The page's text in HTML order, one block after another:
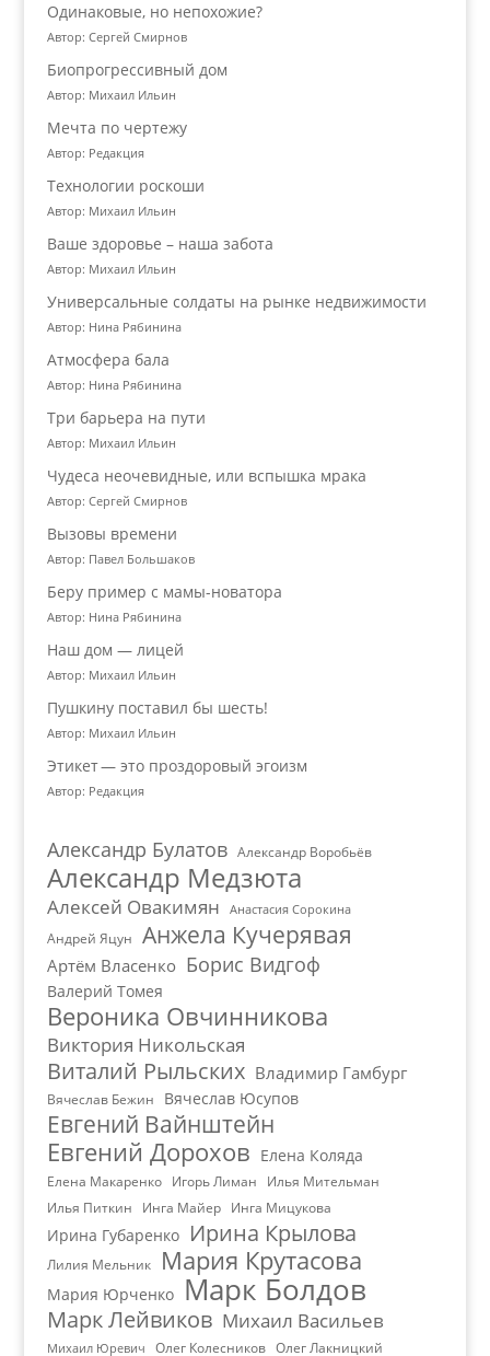
Одинаковые, но непохожие?
Автор: Сергей Смирнов
Биопрогрессивный дом
Автор: Михаил Ильин
Мечта по чертежу
Автор: Редакция
Технологии роскоши
Автор: Михаил Ильин
Ваше здоровье – наша забота
Автор: Михаил Ильин
Универсальные солдаты на рынке недвижимости
Автор: Нина Рябинина
Атмосфера бала
Автор: Нина Рябинина
Три барьера на пути
Автор: Михаил Ильин
Чудеса неочевидные, или вспышка мрака
Автор: Сергей Смирнов
Вызовы времени
Автор: Павел Большаков
Беру пример с мамы-новатора
Автор: Нина Рябинина
Наш дом — лицей
Автор: Михаил Ильин
Пушкину поставил бы шесть!
Автор: Михаил Ильин
Этикет — это проздоровый эгоизм
Автор: Редакция
Александр Булатов Александр Воробьёв
Александр Медзюта
Алексей Овакимян Анастасия Сорокина
Андрей Яцун Анжела Кучерявая
Артём Власенко Борис Видгоф
Валерий Томея
Вероника Овчинникова
Виктория Никольская
Виталий Рыльских Владимир Гамбург
Вячеслав Бежин Вячеслав Юсупов
Евгений Вайнштейн
Евгений Дорохов Елена Коляда
Елена Макаренко Игорь Лиман
Илья Мительман
Илья Питкин
Инга Майер Инга Мицукова
Ирина Губаренко Ирина Крылова
Лилия Мельник Мария Крутасова
Мария Юрченко Марк Болдов
Марк Лейвиков Михаил Васильев
Михаил Юревич Олег Колесников Олег Лакницкий